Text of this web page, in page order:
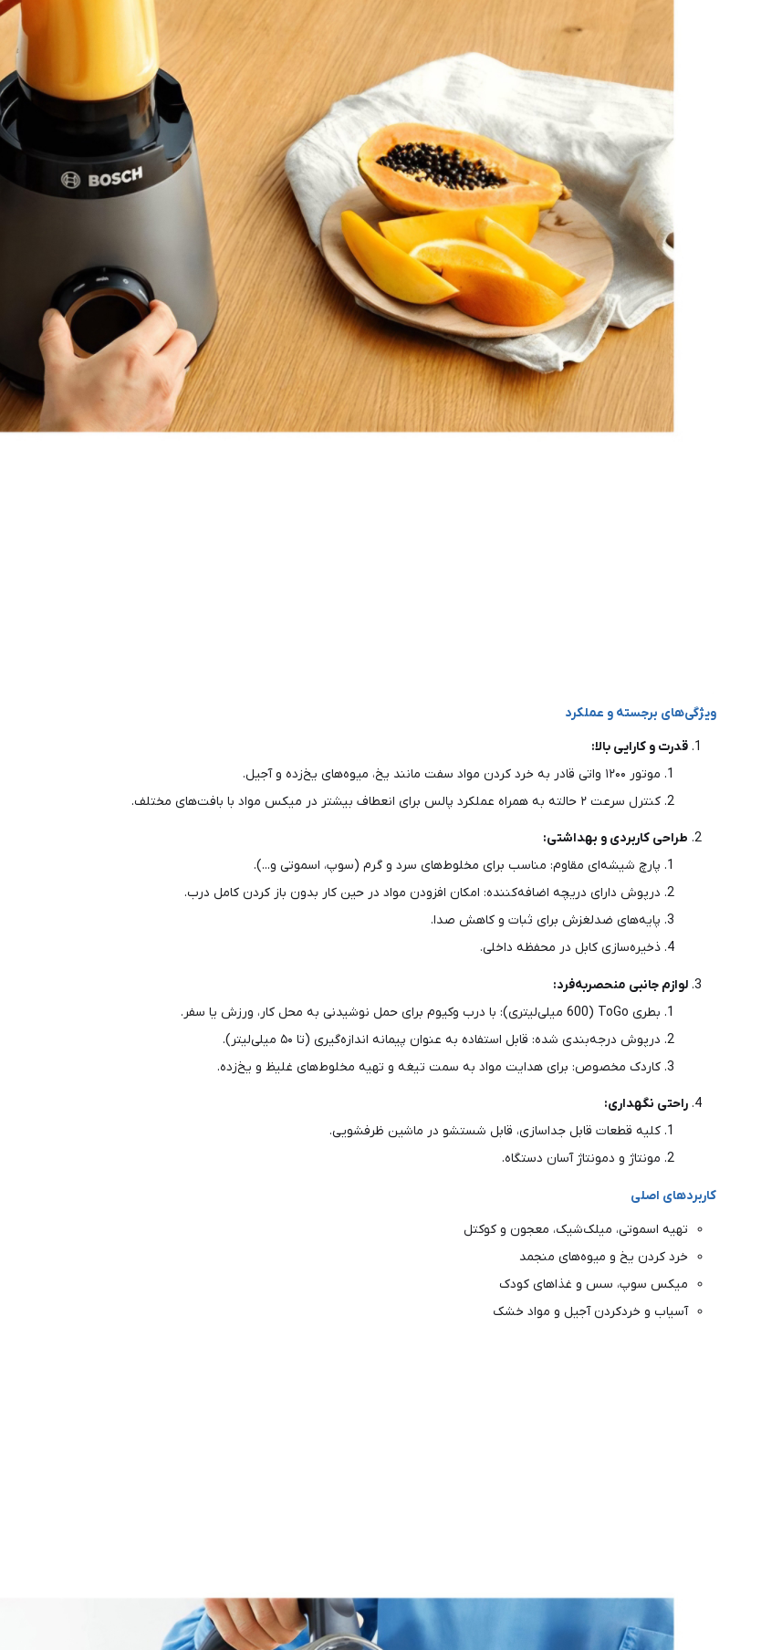
ویژگی‌های برجسته و عملکرد
قدرت و کارایی بالا:
موتور ۱۲۰۰ واتی قادر به خرد کردن مواد سفت مانند یخ، میوه‌های یخ‌زده و آجیل.
کنترل سرعت ۲ حالته به همراه عملکرد پالس برای انعطاف بیشتر در میکس مواد با بافت‌های مختلف.
طراحی کاربردی و بهداشتی:
پارچ شیشه‌ای مقاوم: مناسب برای مخلوط‌های سرد و گرم (سوپ، اسموتی و...).
درپوش دارای دریچه اضافه‌کننده: امکان افزودن مواد در حین کار بدون باز کردن کامل درب.
پایه‌های ضدلغزش برای ثبات و کاهش صدا.
ذخیره‌سازی کابل در محفظه داخلی.
لوازم جانبی منحصربه‌فرد:
بطری ToGo (600 میلی‌لیتری): با درب وکیوم برای حمل نوشیدنی به محل کار، ورزش یا سفر.
درپوش درجه‌بندی شده: قابل استفاده به عنوان پیمانه اندازه‌گیری (تا ۵۰ میلی‌لیتر).
کاردک مخصوص: برای هدایت مواد به سمت تیغه و تهیه مخلوط‌های غلیظ و یخ‌زده.
راحتی نگهداری:
کلیه قطعات قابل جداسازی، قابل شستشو در ماشین ظرفشویی.
مونتاژ و دمونتاژ آسان دستگاه.
کاربردهای اصلی
تهیه اسموتی، میلک‌شیک، معجون و کوکتل
خرد کردن یخ و میوه‌های منجمد
میکس سوپ، سس و غذاهای کودک
آسیاب و خردکردن آجیل و مواد خشک